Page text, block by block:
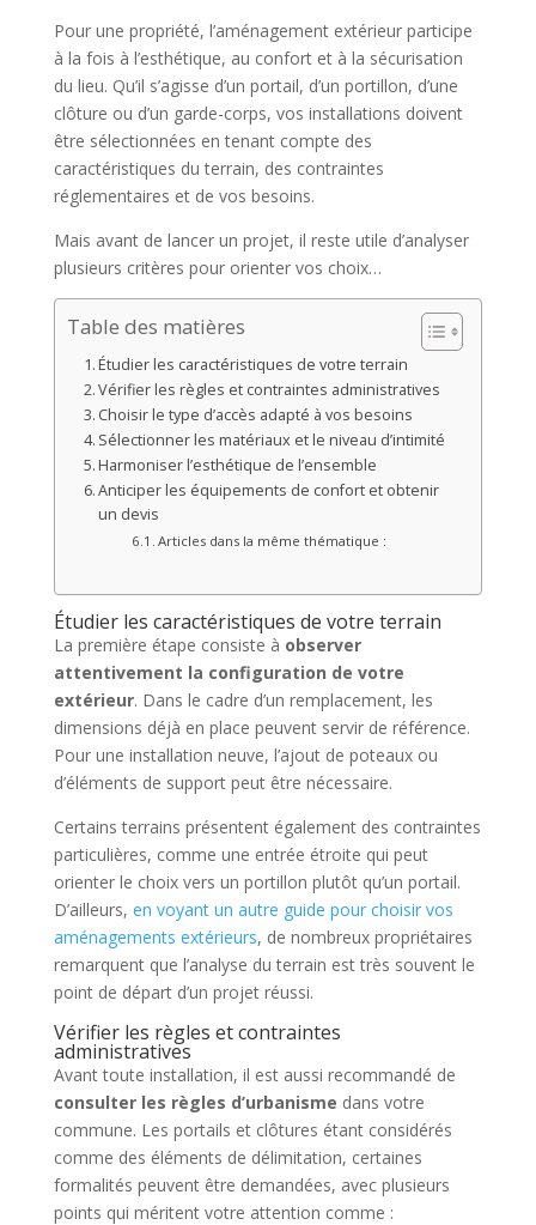
Pour une propriété, l’aménagement extérieur participe
à la fois à l’esthétique, au confort et à la sécurisation
du lieu. Qu’il s’agisse d’un portail, d’un portillon, d’une
clôture ou d’un garde-corps, vos installations doivent
être sélectionnées en tenant compte des
caractéristiques du terrain, des contraintes
réglementaires et de vos besoins.
Mais avant de lancer un projet, il reste utile d’analyser
plusieurs critères pour orienter vos choix…
Table des matières
Étudier les caractéristiques de votre terrain
Vérifier les règles et contraintes administratives
Choisir le type d’accès adapté à vos besoins
Sélectionner les matériaux et le niveau d’intimité
Harmoniser l’esthétique de l’ensemble
Anticiper les équipements de confort et obtenir
un devis
Articles dans la même thématique :
Étudier les caractéristiques de votre terrain
La première étape consiste à observer
attentivement la configuration de votre
extérieur. Dans le cadre d’un remplacement, les
dimensions déjà en place peuvent servir de référence.
Pour une installation neuve, l’ajout de poteaux ou
d’éléments de support peut être nécessaire.
Certains terrains présentent également des contraintes
particulières, comme une entrée étroite qui peut
orienter le choix vers un portillon plutôt qu’un portail.
D’ailleurs, en voyant un autre guide pour choisir vos
aménagements extérieurs, de nombreux propriétaires
remarquent que l’analyse du terrain est très souvent le
point de départ d’un projet réussi.
Vérifier les règles et contraintes
administratives
Avant toute installation, il est aussi recommandé de
consulter les règles d’urbanisme dans votre
commune. Les portails et clôtures étant considérés
comme des éléments de délimitation, certaines
formalités peuvent être demandées, avec plusieurs
points qui méritent votre attention comme :